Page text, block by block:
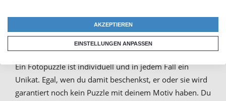
Fotopuzzle in hoher Qualität
Ein Fotopuzzle ist individuell und in jedem Fall ein
Unikat. Egal, wen du damit beschenkst, er oder sie wird
garantiert noch kein Puzzle mit deinem Motiv haben. Du
AKZEPTIEREN
EINSTELLUNGEN ANPASSEN